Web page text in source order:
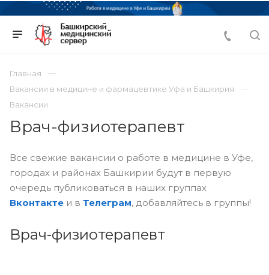
Главная
Вакансии в медицине и фармацевтике Уфа и Башкирия
Вакансии
Врач-физиотерапевт
Все свежие вакансии о работе в медицине в Уфе,
городах и районах Башкирии будут в первую
очередь публиковаться в наших группах
Вконтакте и в Телеграм, добавляйтесь в группы!
Врач-физиотерапевт